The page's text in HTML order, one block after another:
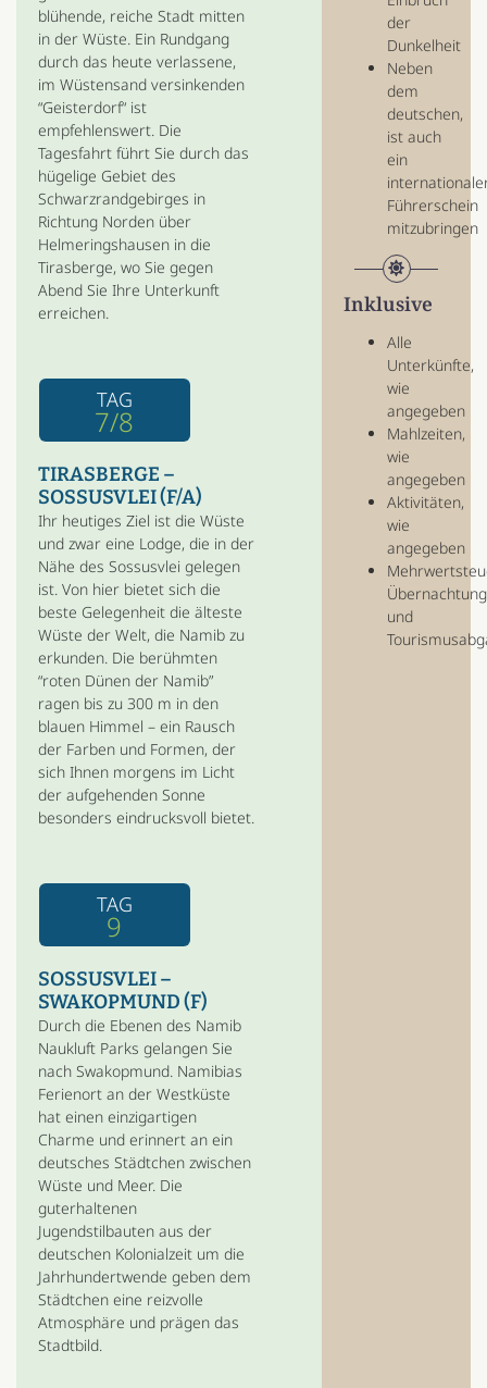
blühende, reiche Stadt mitten
in der Wüste. Ein Rundgang
durch das heute verlassene,
im Wüstensand versinkenden
“Geisterdorf“ ist
empfehlenswert. Die
Tagesfahrt führt Sie durch das
hügelige Gebiet des
Schwarzrandgebirges in
Richtung Norden über
Helmeringshausen in die
Tirasberge, wo Sie gegen
Abend Sie Ihre Unterkunft
erreichen.
TAG
7/8
TIRASBERGE –
SOSSUSVLEI (F/A)
Ihr heutiges Ziel ist die Wüste
und zwar eine Lodge, die in der
Nähe des Sossusvlei gelegen
ist. Von hier bietet sich die
beste Gelegenheit die älteste
Wüste der Welt, die Namib zu
erkunden. Die berühmten
“roten Dünen der Namib”
ragen bis zu 300 m in den
blauen Himmel – ein Rausch
der Farben und Formen, der
sich Ihnen morgens im Licht
der aufgehenden Sonne
besonders eindrucksvoll bietet.
TAG
9
SOSSUSVLEI –
SWAKOPMUND (F)
Durch die Ebenen des Namib
Naukluft Parks gelangen Sie
nach Swakopmund. Namibias
Ferienort an der Westküste
hat einen einzigartigen
Charme und erinnert an ein
deutsches Städtchen zwischen
Wüste und Meer. Die
guterhaltenen
Jugendstilbauten aus der
deutschen Kolonialzeit um die
Jahrhundertwende geben dem
Städtchen eine reizvolle
Atmosphäre und prägen das
Stadtbild.
der
Dunkelheit
Neben
dem
deutschen,
ist auch
ein
Führerschein
mitzubringen
Inklusive
Alle
Unterkünfte,
wie
angegeben
Mahlzeiten,
wie
angegeben
Aktivitäten,
wie
angegeben
und